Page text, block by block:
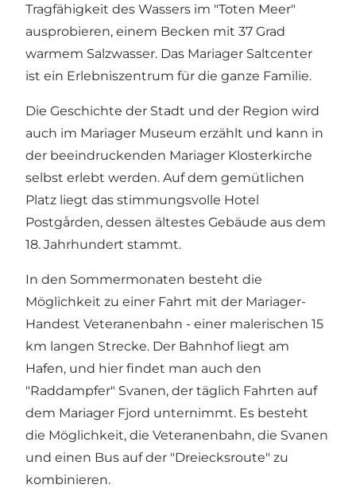
Tragfähigkeit des Wassers im "Toten Meer"
ausprobieren, einem Becken mit 37 Grad
warmem Salzwasser. Das Mariager Saltcenter
ist ein Erlebniszentrum für die ganze Familie.
Die Geschichte der Stadt und der Region wird
auch im Mariager Museum erzählt und kann in
der beeindruckenden Mariager Klosterkirche
selbst erlebt werden. Auf dem gemütlichen
Platz liegt das stimmungsvolle Hotel
Postgården, dessen ältestes Gebäude aus dem
18. Jahrhundert stammt.
In den Sommermonaten besteht die
Möglichkeit zu einer Fahrt mit der Mariager-
Handest Veteranenbahn - einer malerischen 15
km langen Strecke. Der Bahnhof liegt am
Hafen, und hier findet man auch den
"Raddampfer" Svanen, der täglich Fahrten auf
dem Mariager Fjord unternimmt. Es besteht
die Möglichkeit, die Veteranenbahn, die Svanen
und einen Bus auf der "Dreiecksroute" zu
kombinieren.